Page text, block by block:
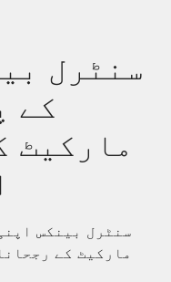
سنٹرل
کے
مارکیٹ
سنٹرل بینکس
مارکیٹ کے